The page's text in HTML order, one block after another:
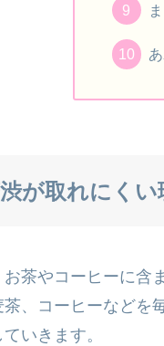
が取れにくい
茶やコーヒーに含
、コーヒーなどを
いきます。